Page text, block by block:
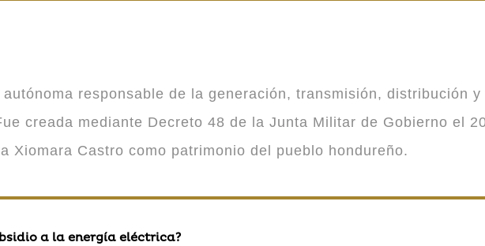
responsable de la generación, transmisión, distribución
creada mediante Decreto 48 de la Junta Militar de Gobierno el
Xiomara Castro como patrimonio del pueblo hondureño.
a la energía eléctrica?